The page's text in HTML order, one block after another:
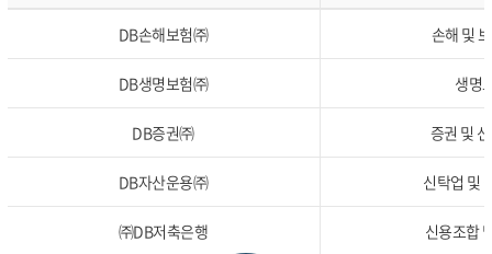
DB손해보험㈜ 손해 및
DB생명보험㈜ 생명
DB증권㈜ 증권 및
DB자산운용㈜ 신탁업 및
㈜DB저축은행 신용조합